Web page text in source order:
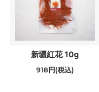
新疆紅花 10g
918円(税込)